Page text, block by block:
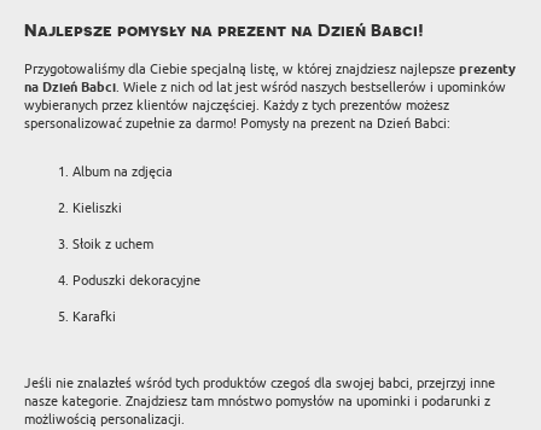
Najlepsze pomysły na prezent na Dzień Babci!
Przygotowaliśmy dla Ciebie specjalną listę, w której znajdziesz najlepsze prezenty
na Dzień Babci. Wiele z nich od lat jest wśród naszych bestsellerów i upominków
wybieranych przez klientów najczęściej. Każdy z tych prezentów możesz
spersonalizować zupełnie za darmo! Pomysły na prezent na Dzień Babci:
Album na zdjęcia
Kieliszki
Słoik z uchem
Poduszki dekoracyjne
Karafki
Jeśli nie znalazłeś wśród tych produktów czegoś dla swojej babci, przejrzyj inne
nasze kategorie. Znajdziesz tam mnóstwo pomysłów na upominki i podarunki z
możliwością personalizacji.